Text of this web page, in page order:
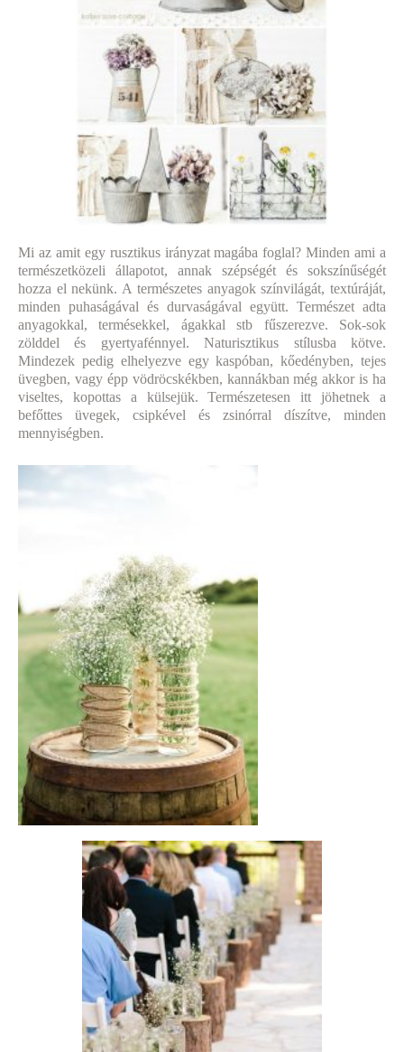
Mi az amit egy rusztikus irányzat magába foglal? Minden ami a
természetközeli állapotot, annak szépségét és sokszínűségét
hozza el nekünk. A természetes anyagok színvilágát, textúráját,
minden puhaságával és durvaságával együtt. Természet adta
anyagokkal, termésekkel, ágakkal stb fűszerezve. Sok-sok
zölddel és gyertyafénnyel. Naturisztikus stílusba kötve.
Mindezek pedig elhelyezve egy kaspóban, kőedényben, tejes
üvegben, vagy épp vödröcskékben, kannákban még akkor is ha
viseltes, kopottas a külsejük. Természetesen itt jöhetnek a
befőttes üvegek, csipkével és zsinórral díszítve, minden
mennyiségben.